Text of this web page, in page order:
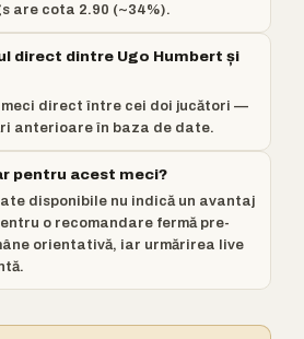
are cota 2.90 (~34%).
direct dintre Ugo Humbert și
direct între cei doi jucători —
anterioare în baza de date.
pentru acest meci?
disponibile nu indică un avantaj
o recomandare fermă pre-
orientativă, iar urmărirea live